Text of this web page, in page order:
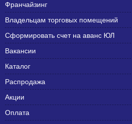
Франчайзинг
Владельцам торговых помещений
Сформировать счет на аванс ЮЛ
Вакансии
Каталог
Распродажа
Акции
Оплата